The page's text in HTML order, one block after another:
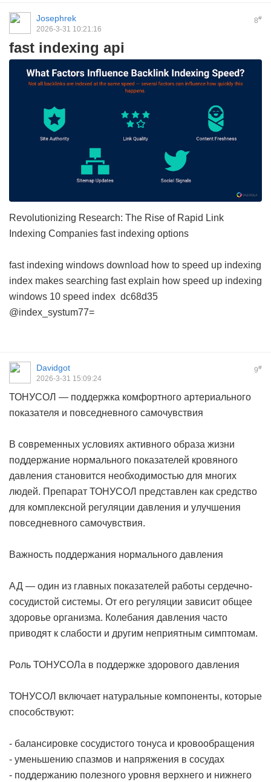
8#
Josephrek
2026-3-31 10:21:16
fast indexing api
Revolutionizing Research: The Rise of Rapid Link
Indexing Companies fast indexing options
fast indexing windows download how to speed up indexing
index makes searching fast explain how speed up indexing
windows 10 speed index dc68d35
@index_systum77=
9#
Davidgot
2026-3-31 15:09:24
ТОНУСОЛ — поддержка комфортного артериального
показателя и повседневного самочувствия
В современных условиях активного образа жизни
поддержание нормального показателей кровяного
давления становится необходимостью для многих
людей. Препарат ТОНУСОЛ представлен как средство
для комплексной регуляции давления и улучшения
повседневного самочувствия.
Важность поддержания нормального давления
АД — один из главных показателей работы сердечно-
сосудистой системы. От его регуляции зависит общее
здоровье организма. Колебания давления часто
приводят к слабости и другим неприятным симптомам.
Роль ТОНУСОЛа в поддержке здорового давления
ТОНУСОЛ включает натуральные компоненты, которые
способствуют:
- балансировке сосудистого тонуса и кровообращения
- уменьшению спазмов и напряжения в сосудах
- поддержанию полезного уровня верхнего и нижнего